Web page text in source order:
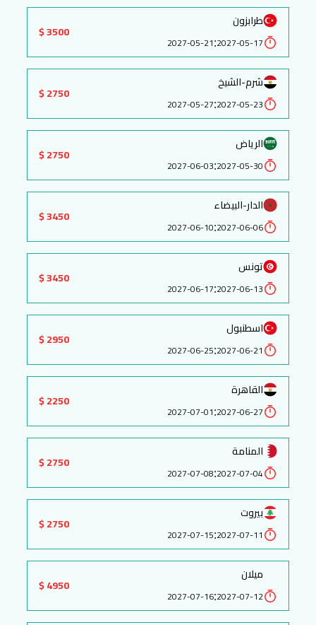
طرابزون
2027-05-17
:
2027-05-21
3500 $
شرم-الشيخ
2027-05-23
:
2027-05-27
2750 $
الرياض
2027-05-30
:
2027-06-03
2750 $
الدار-البيضاء
2027-06-06
:
2027-06-10
3450 $
تونس
2027-06-13
:
2027-06-17
3450 $
اسطنبول
2027-06-21
:
2027-06-25
2950 $
القاهرة
2027-06-27
:
2027-07-01
2250 $
المنامة
2027-07-04
:
2027-07-08
2750 $
بيروت
2027-07-11
:
2027-07-15
2750 $
ميلان
2027-07-12
:
2027-07-16
4950 $